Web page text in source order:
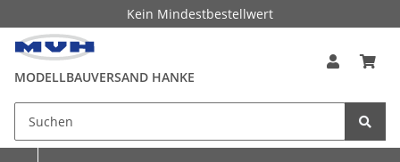
Kein Mindestbestellwert
MODELLBAUVERSAND HANKE